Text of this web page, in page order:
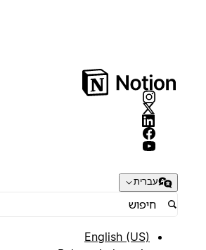
עברית
English (US)